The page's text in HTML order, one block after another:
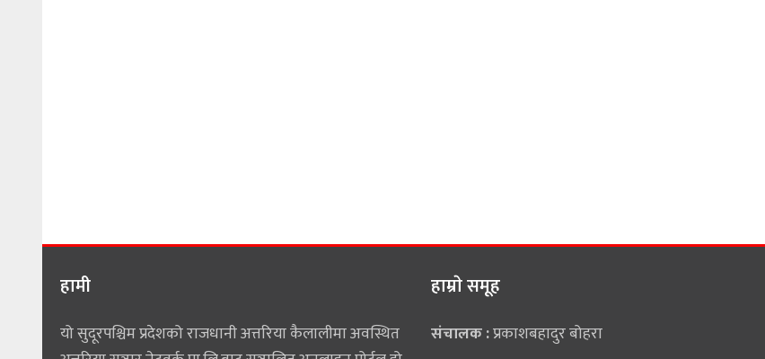
हामी
यो सुदूरपश्चिम प्रदेशको राजधानी अत्तरिया कैलालीमा अवस्थित
हाम्राे समूह
संचालक :प्रकाशबहादुर बोहरा